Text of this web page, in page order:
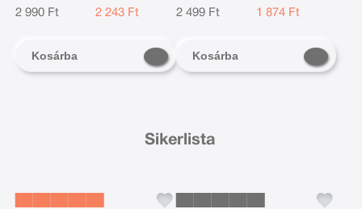
2 990 Ft 2 243 Ft
Kosárba
2 499 Ft 1 874 Ft
Kosárba
Sikerlista